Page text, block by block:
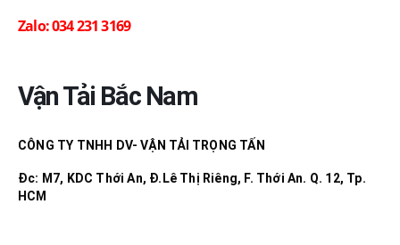
Zalo: 034 231 3169
Vận Tải Bắc Nam
CÔNG TY TNHH DV- VẬN TẢI TRỌNG TẤN
Đc: M7, KDC Thới An, Đ.Lê Thị Riêng, F. Thới An. Q. 12, Tp.
HCM